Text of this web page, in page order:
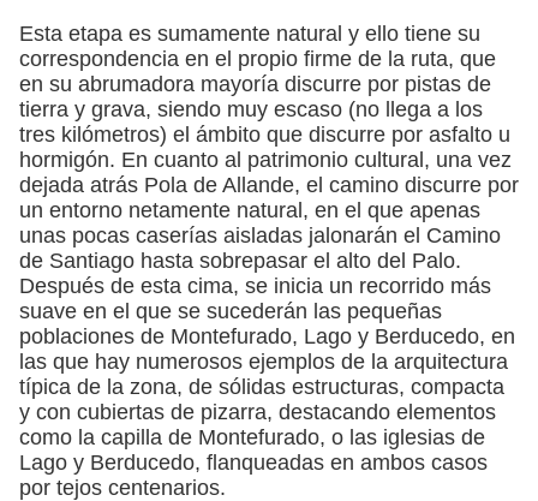
Esta etapa es sumamente natural y ello tiene su
correspondencia en el propio firme de la ruta, que
en su abrumadora mayoría discurre por pistas de
tierra y grava, siendo muy escaso (no llega a los
tres kilómetros) el ámbito que discurre por asfalto u
hormigón. En cuanto al patrimonio cultural, una vez
dejada atrás Pola de Allande, el camino discurre por
un entorno netamente natural, en el que apenas
unas pocas caserías aisladas jalonarán el Camino
de Santiago hasta sobrepasar el alto del Palo.
Después de esta cima, se inicia un recorrido más
suave en el que se sucederán las pequeñas
poblaciones de Montefurado, Lago y Berducedo, en
las que hay numerosos ejemplos de la arquitectura
típica de la zona, de sólidas estructuras, compacta
y con cubiertas de pizarra, destacando elementos
como la capilla de Montefurado, o las iglesias de
Lago y Berducedo, flanqueadas en ambos casos
por tejos centenarios.